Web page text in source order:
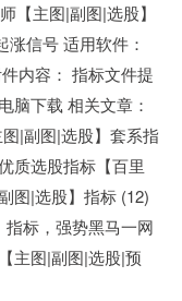
【主图|副图|选股】
信号 适用软件：
内容： 指标文件提
脑下载 相关文章：
|副图|选股】套系指
质选股指标【百里
图|选股】指标 (12)
标，强势黑马一网
主图|副图|选股|预